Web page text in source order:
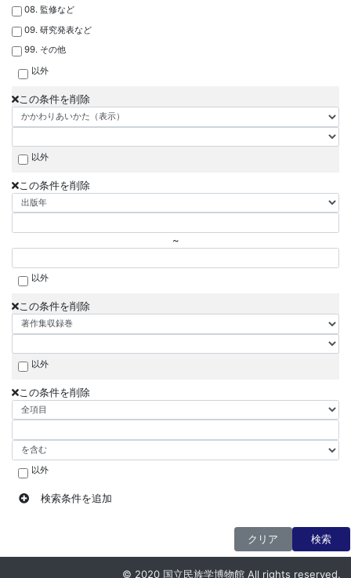
08. 監修など
09. 研究発表など
99. その他
以外
この条件を削除
以外
この条件を削除
~
以外
この条件を削除
以外
この条件を削除
以外
検索条件を追加
クリア 検索
© 2020 国立民族学博物館 All rights reserved.